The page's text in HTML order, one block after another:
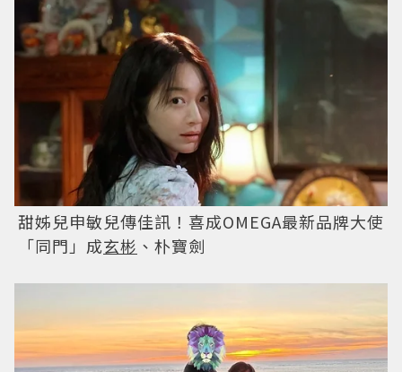
甜姊兒申敏兒傳佳訊！喜成OMEGA最新品牌大使
「同門」成玄彬 、朴寶劍